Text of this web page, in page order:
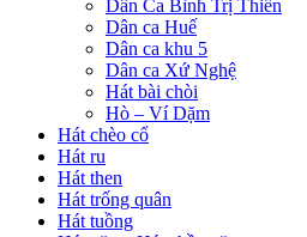
Dân Ca Bình Trị Thiên
Dân ca Huế
Dân ca khu 5
Dân ca Xứ Nghệ
Hát bài chòi
Hò – Ví Dặm
Hát chèo cổ
Hát ru
Hát then
Hát trống quân
Hát tuồng